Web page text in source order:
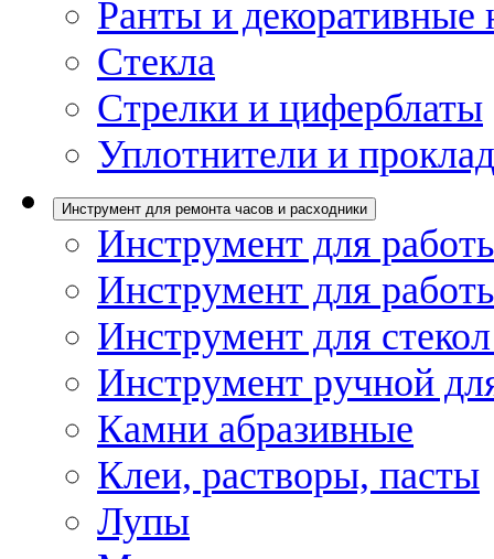
Ранты и декоративные
Стекла
Стрелки и циферблаты
Уплотнители и
Инструмент для ремонта часов и расходники
Инструмент для
Инструмент для
Инструмент для
Инструмент ручной
Камни абразивные
Клеи, растворы, пасты
Лупы